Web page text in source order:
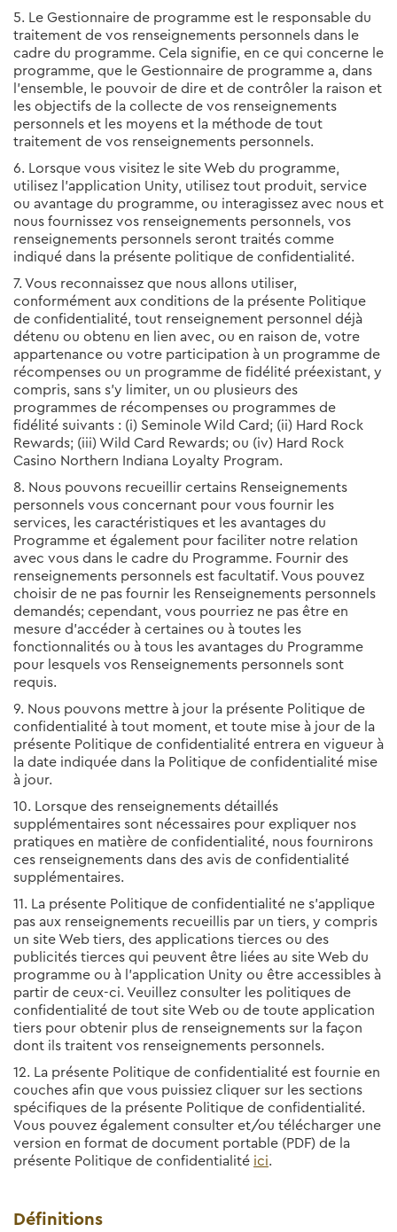
5. Le Gestionnaire de programme est le responsable du
traitement de vos renseignements personnels dans le
cadre du programme. Cela signifie, en ce qui concerne le
programme, que le Gestionnaire de programme a, dans
l’ensemble, le pouvoir de dire et de contrôler la raison et
les objectifs de la collecte de vos renseignements
personnels et les moyens et la méthode de tout
traitement de vos renseignements personnels.
6. Lorsque vous visitez le site Web du programme,
utilisez l’application Unity, utilisez tout produit, service
ou avantage du programme, ou interagissez avec nous et
nous fournissez vos renseignements personnels, vos
renseignements personnels seront traités comme
indiqué dans la présente politique de confidentialité.
7. Vous reconnaissez que nous allons utiliser,
conformément aux conditions de la présente Politique
de confidentialité, tout renseignement personnel déjà
détenu ou obtenu en lien avec, ou en raison de, votre
appartenance ou votre participation à un programme de
récompenses ou un programme de fidélité préexistant, y
compris, sans s’y limiter, un ou plusieurs des
programmes de récompenses ou programmes de
fidélité suivants : (i) Seminole Wild Card; (ii) Hard Rock
Rewards; (iii) Wild Card Rewards; ou (iv) Hard Rock
Casino Northern Indiana Loyalty Program.
8. Nous pouvons recueillir certains Renseignements
personnels vous concernant pour vous fournir les
services, les caractéristiques et les avantages du
Programme et également pour faciliter notre relation
avec vous dans le cadre du Programme. Fournir des
renseignements personnels est facultatif. Vous pouvez
choisir de ne pas fournir les Renseignements personnels
demandés; cependant, vous pourriez ne pas être en
mesure d’accéder à certaines ou à toutes les
fonctionnalités ou à tous les avantages du Programme
pour lesquels vos Renseignements personnels sont
requis.
9. Nous pouvons mettre à jour la présente Politique de
confidentialité à tout moment, et toute mise à jour de la
présente Politique de confidentialité entrera en vigueur à
la date indiquée dans la Politique de confidentialité mise
à jour.
10. Lorsque des renseignements détaillés
supplémentaires sont nécessaires pour expliquer nos
pratiques en matière de confidentialité, nous fournirons
ces renseignements dans des avis de confidentialité
supplémentaires.
11. La présente Politique de confidentialité ne s’applique
pas aux renseignements recueillis par un tiers, y compris
un site Web tiers, des applications tierces ou des
publicités tierces qui peuvent être liées au site Web du
programme ou à l’application Unity ou être accessibles à
partir de ceux-ci. Veuillez consulter les politiques de
confidentialité de tout site Web ou de toute application
tiers pour obtenir plus de renseignements sur la façon
dont ils traitent vos renseignements personnels.
12. La présente Politique de confidentialité est fournie en
couches afin que vous puissiez cliquer sur les sections
spécifiques de la présente Politique de confidentialité.
Vous pouvez également consulter et/ou télécharger une
version en format de document portable (PDF) de la
présente Politique de confidentialité ici.
Définitions